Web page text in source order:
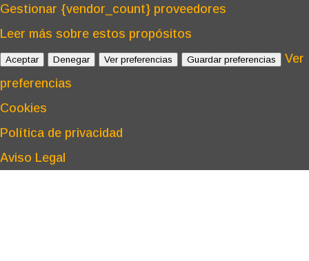
Gestionar {vendor_count} proveedores
Leer más sobre estos propósitos
Aceptar Denegar Ver preferencias Guardar preferencias
Ver
preferencias
Cookies
Política de privacidad
Aviso Legal